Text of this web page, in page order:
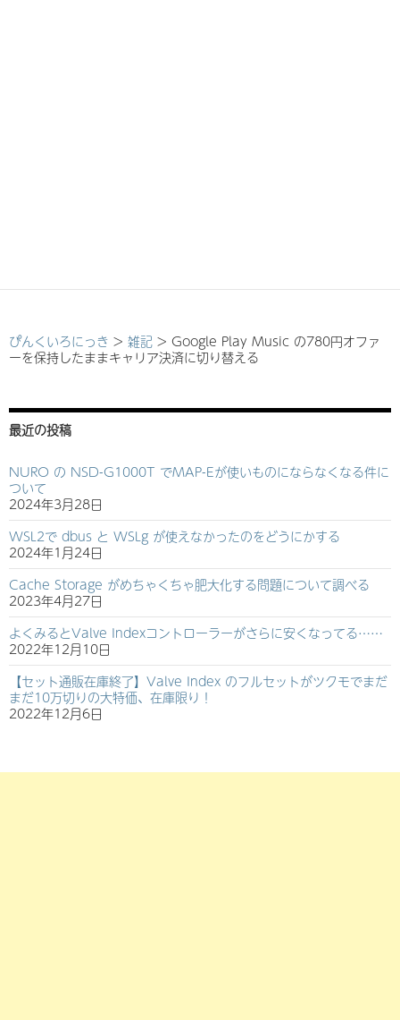
ぴんくいろにっき > 雑記 > Google Play Music の780円オファ
ーを保持したままキャリア決済に切り替える
最近の投稿
NURO の NSD-G1000T でMAP-Eが使いものにならなくなる件に
ついて
2024年3月28日
WSL2で dbus と WSLg が使えなかったのをどうにかする
2024年1月24日
Cache Storage がめちゃくちゃ肥大化する問題について調べる
2023年4月27日
よくみるとValve Indexコントローラーがさらに安くなってる……
2022年12月10日
【セット通販在庫終了】Valve Index のフルセットがツクモでまだ
まだ10万切りの大特価、在庫限り！
2022年12月6日